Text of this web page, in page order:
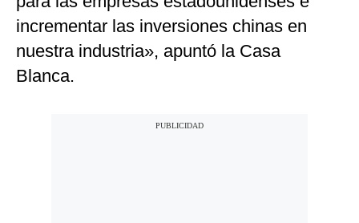
incrementar las inversiones chinas en
nuestra industria», apuntó la Casa
Blanca.